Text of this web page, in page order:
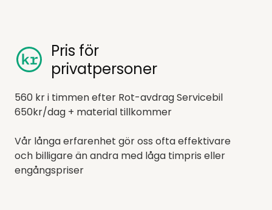
Pris för
privatpersoner
560 kr i timmen efter Rot-avdrag Servicebil
650kr/dag + material tillkommer
Vår långa erfarenhet gör oss ofta effektivare
och billigare än andra med låga timpris eller
engångspriser